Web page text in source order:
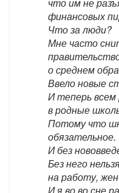
что им не
финансовых
Что за люди?
Мне часто
о среднем
Ввело новые
И теперь всем
в родные
Потому что
обязательное.
И без
Без него
на работу,